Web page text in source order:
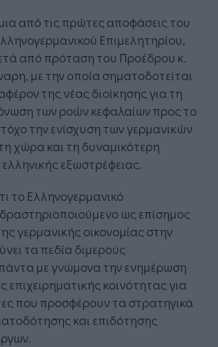
από τις πρώτες αποφάσεις του
Επιμελητηρίου,
από πρόταση του Προέδρου κ.
με την οποία σηματοδοτείται
της νέας διοίκησης για τη
των ροών κεφαλαίων προς το
την ενίσχυση των γερμανικών
χώρα και τη δυναμικότερη
εξωστρέφειας.
το Ελληνογερμανικό
ως επίσημος
γερμανικής οικονομίας στην
τα πεδία διμερούς
με γνώμονα την ενημέρωση
επιχειρηματικής κοινότητας για
που προσφέρουν τα στρατηγικά
και επιδότησης